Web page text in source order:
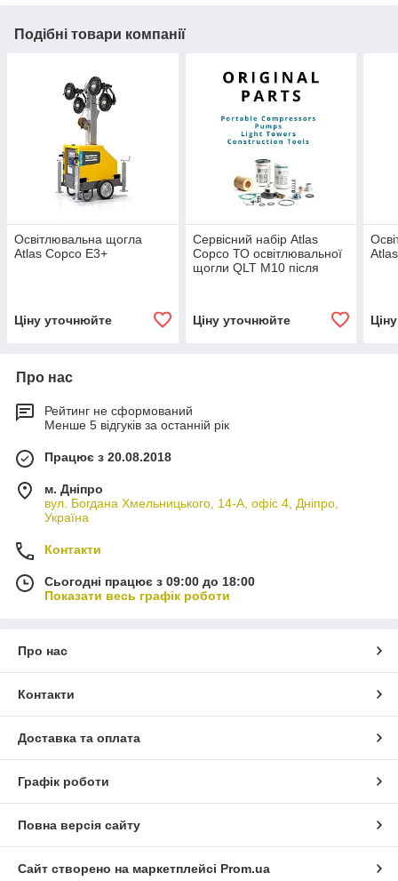
Подібні товари компанії
Освітлювальна щогла
Atlas Copco E3+
Ціну уточнюйте
Сервісний набір Atlas
Copco ТО освітлювальної
щогли QLT M10 після
Ціну уточнюйте
Про нас
Рейтинг не сформований
Менше 5 відгуків за останній рік
Працює з 20.08.2018
м. Дніпро
вул. Богдана Хмельницького, 14-А, офіс 4, Дніпро,
Україна
Контакти
Сьогодні працює з 09:00 до 18:00
Показати весь графік роботи
Про нас
Контакти
Доставка та оплата
Графік роботи
Повна версія сайту
Сайт створено на маркетплейсі Prom.ua